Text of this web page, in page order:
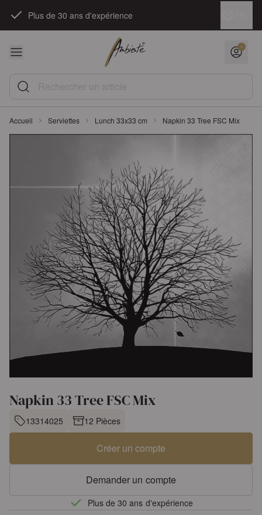
Plus de 30 ans d'expérience
Rechercher un article
Accueil Serviettes Lunch 33x33 cm Napkin 33 Tree FSC Mix
Napkin 33 Tree FSC Mix
13314025 12 Pièces
Créer un compte
Demander un compte
Plus de 30 ans d'expérience